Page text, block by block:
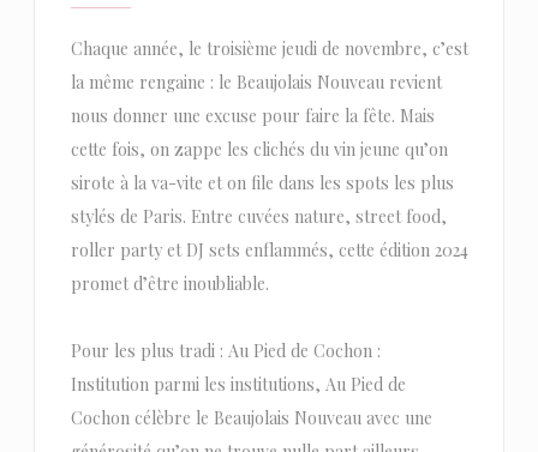
Chaque année, le troisième jeudi de novembre, c’est
la même rengaine : le Beaujolais Nouveau revient
nous donner une excuse pour faire la fête. Mais
cette fois, on zappe les clichés du vin jeune qu’on
sirote à la va-vite et on file dans les spots les plus
stylés de Paris. Entre cuvées nature, street food,
roller party et DJ sets enflammés, cette édition 2024
promet d’être inoubliable.
Pour les plus tradi : Au Pied de Cochon :
Institution parmi les institutions, Au Pied de
Cochon célèbre le Beaujolais Nouveau avec une